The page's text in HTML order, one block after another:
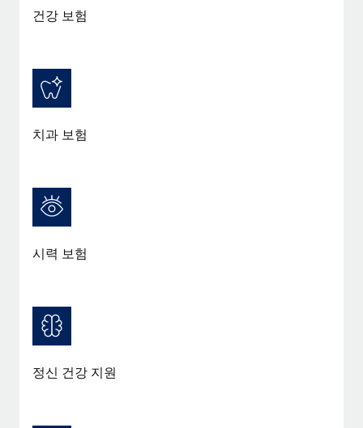
기기 관리
법인 설립
법인 설립을 빠르고 준법적으로 지원
글로벌 인재 이동 및 전근
복리후생
손쉬운 직원 복리후생 관리
글로벌 급여
계약자 관리
세금
블로그 둘러보기
블로그
Remote Contractor Management Plus
입니다. 이를 위해 최근 몇 주 동안 새로운...
자세히 알아보기
건강 보험
치과 보험
시력 보험
정신 건강 지원